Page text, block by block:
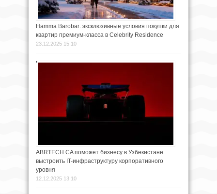
Hamma Barobar: эксклюзивные условия покупки для
квартир премиум-класса в Celebrity Residence
23.12.2025 15:10
ABRTECH CA поможет бизнесу в Узбекистане
выстроить IT-инфраструктуру корпоративного
уровня
12.12.2025 13:10